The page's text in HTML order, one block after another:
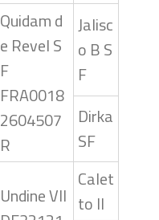
Quidam d
e Revel S
F
FRA0018
2604507
R
Jalisc
o B S
F
Dirka
SF
Undine VII
Calet
to II